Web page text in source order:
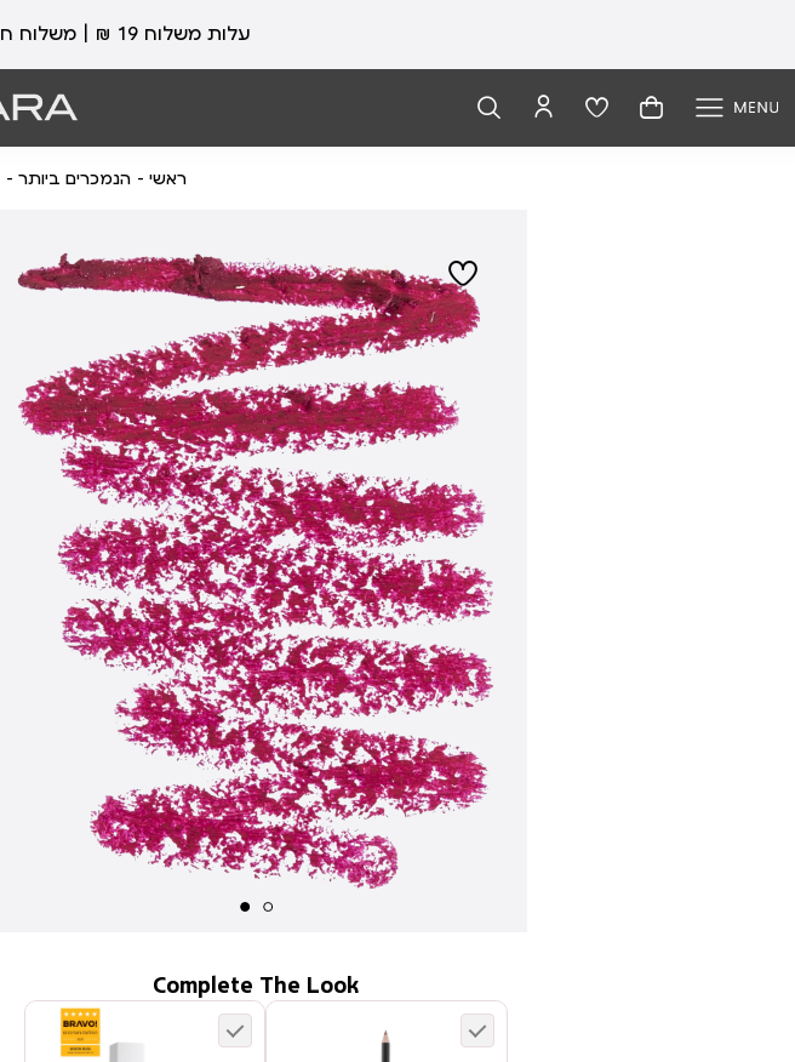
עלות משלוח 19 ₪ | משלוח חינם עד הבית בכל קנייה מעל 99 ₪
ראשי הנמכרים ביותר
Complete The Look